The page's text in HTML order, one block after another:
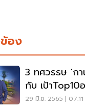
อง
3 ทศวรรษ 'ก
กับ เป้าTop10
29 มิ.ย. 2565 | 07:11